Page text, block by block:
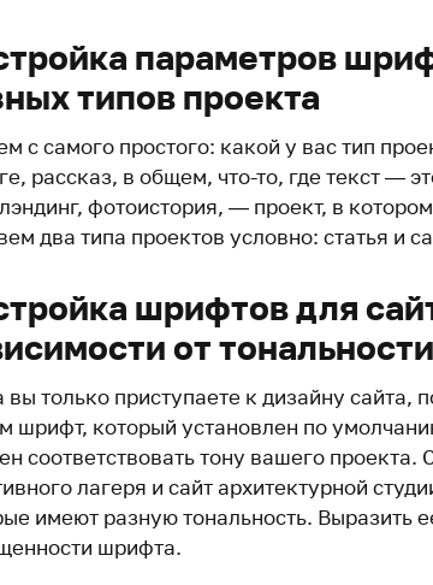
параметров
типов проекта
с самого простого: какой у вас тип
рассказ, в общем, что-то, где текст —
фотоистория, — проект, в
два типа проектов условно: статья и
шрифтов для
от тональности
вы только приступаете к дизайну сайта,
шрифт, который установлен по
соответствовать тону вашего проекта.
лагеря и сайт архитектурной
имеют разную тональность. Выразить
шрифта.